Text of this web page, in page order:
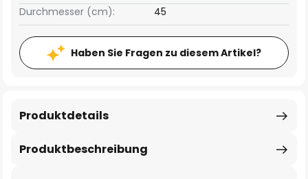
Durchmesser (cm):
45
Haben Sie Fragen zu diesem Artikel?
Produktbeschreibung
Produktdetails